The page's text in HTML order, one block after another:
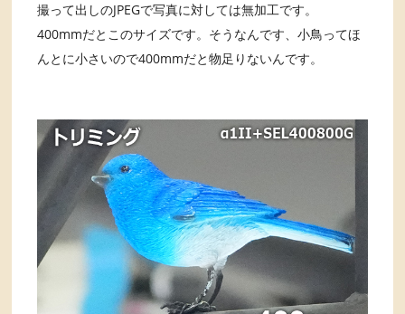
撮って出しのJPEGで写真に対しては無加工です。
400mmだとこのサイズです。そうなんです、小鳥ってほ
んとに小さいので400mmだと物足りないんです。